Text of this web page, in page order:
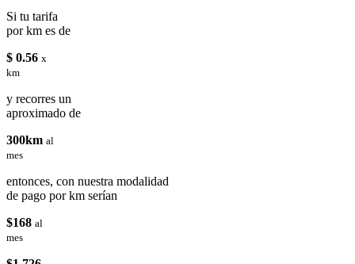
Si tu tarifa
por km es de
$ 0.56 x
km
y recorres un
aproximado de
300km al
mes
entonces, con nuestra modalidad
de pago por km serían
$168 al
mes